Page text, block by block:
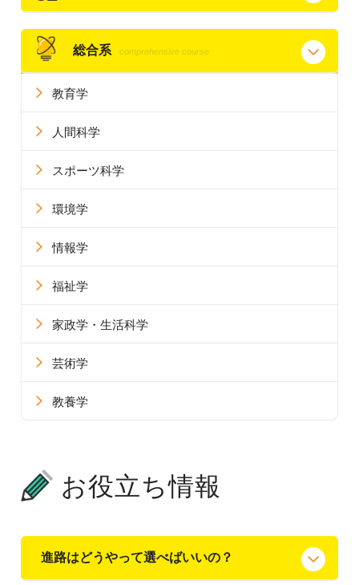
総合系 comprehensive course
教育学
人間科学
スポーツ科学
環境学
情報学
福祉学
家政学・生活科学
芸術学
教養学
お役立ち情報
進路はどうやって選べばいいの？